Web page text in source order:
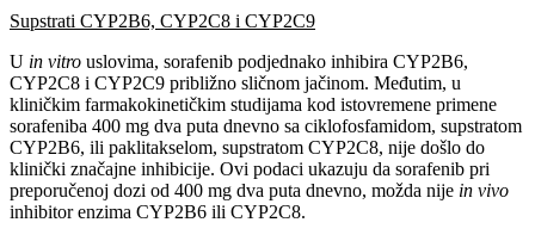
Supstrati CYP2B6, CYP2C8 i CYP2C9
U in vitro uslovima, sorafenib podjednako inhibira CYP2B6,
CYP2C8 i CYP2C9 približno sličnom jačinom. Međutim, u
kliničkim farmakokinetičkim studijama kod istovremene primene
sorafeniba 400 mg dva puta dnevno sa ciklofosfamidom, supstratom
CYP2B6, ili paklitakselom, supstratom CYP2C8, nije došlo do
klinički značajne inhibicije. Ovi podaci ukazuju da sorafenib pri
preporučenoj dozi od 400 mg dva puta dnevno, možda nije in vivo
inhibitor enzima CYP2B6 ili CYP2C8.